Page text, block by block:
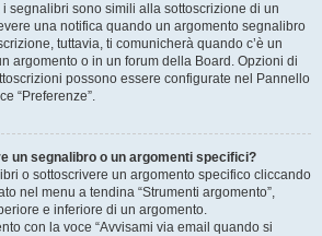
i segnalibri sono simili alla sottoscrizione di un
una notifica quando un argomento segnalibro
tuttavia, ti comunicherà quando c’è un
argomento o in un forum della Board. Opzioni di
possono essere configurate nel Pannello
“Preferenze”.
un segnalibro o un argomenti specifici?
o sottoscrivere un argomento specifico cliccando
nel menu a tendina “Strumenti argomento”,
e inferiore di un argomento.
con la voce “Avvisami via email quando si